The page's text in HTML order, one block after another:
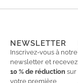
NEWSLETTER
Inscrivez-vous à notre
newsletter et recevez
10 % de réduction sur
votre première